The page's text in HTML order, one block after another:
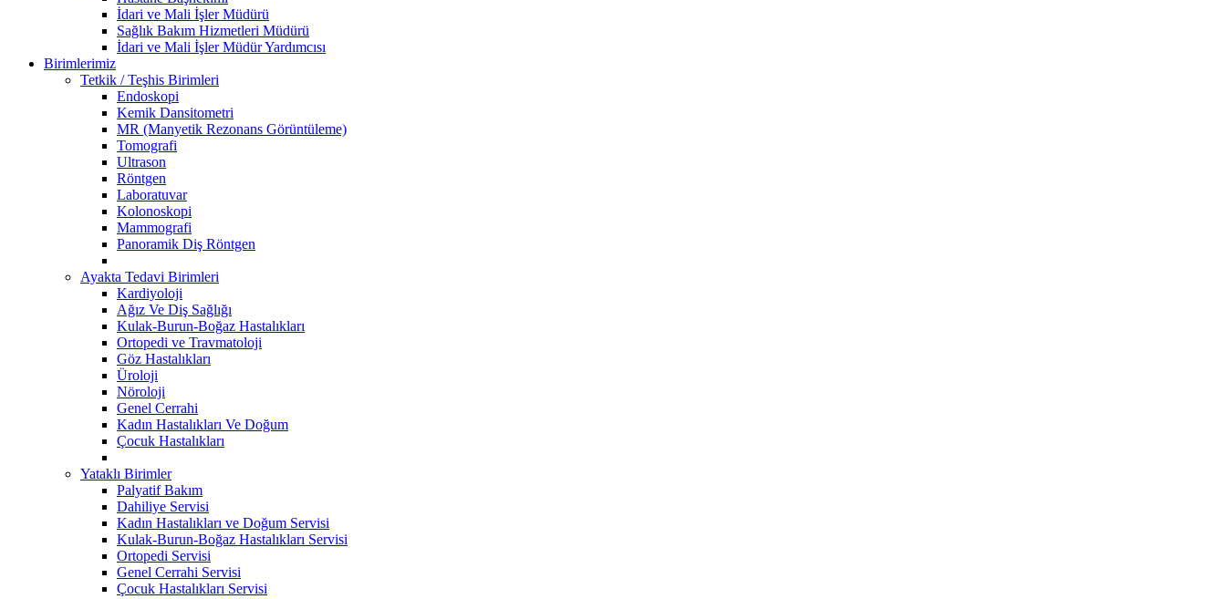
İdari ve Mali İşler Müdürü
Sağlık Bakım Hizmetleri Müdürü
İdari ve Mali İşler Müdür Yardımcısı
Birimlerimiz
Tetkik / Teşhis Birimleri
Endoskopi
Kemik Dansitometri
MR (Manyetik Rezonans Görüntüleme)
Tomografi
Ultrason
Röntgen
Laboratuvar
Kolonoskopi
Mammografi
Panoramik Diş Röntgen
Ayakta Tedavi Birimleri
Kardiyoloji
Ağız Ve Diş Sağlığı
Kulak-Burun-Boğaz Hastalıkları
Ortopedi ve Travmatoloji
Göz Hastalıkları
Üroloji
Nöroloji
Genel Cerrahi
Kadın Hastalıkları Ve Doğum
Çocuk Hastalıkları
Yataklı Birimler
Palyatif Bakım
Dahiliye Servisi
Kadın Hastalıkları ve Doğum Servisi
Kulak-Burun-Boğaz Hastalıkları Servisi
Ortopedi Servisi
Genel Cerrahi Servisi
Çocuk Hastalıkları Servisi